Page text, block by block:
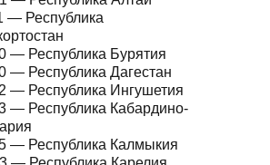
— Республика
— Республика Бурятия
— Республика Дагестан
— Республика Ингушетия
— Республика Кабардино-
— Республика Калмыкия